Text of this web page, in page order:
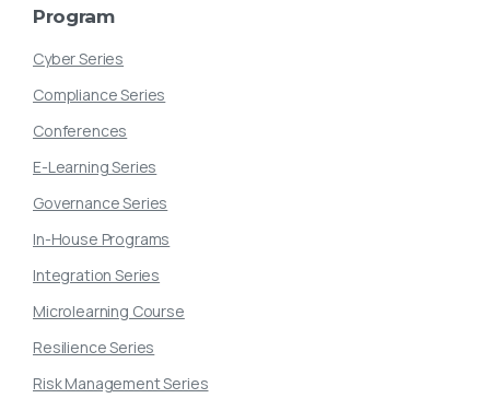
Program
Cyber Series
Compliance Series
Conferences
E-Learning Series
Governance Series
In-House Programs
Integration Series
Microlearning Course
Resilience Series
Risk Management Series